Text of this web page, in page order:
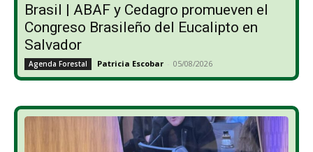
Brasil | ABAF y Cedagro promueven el
Congreso Brasileño del Eucalipto en
Salvador
Agenda Forestal Patricia Escobar - 05/08/2026